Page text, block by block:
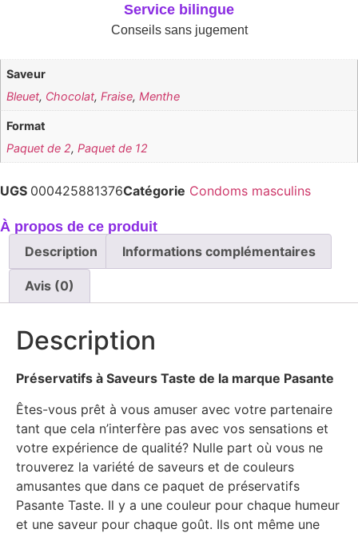
Service bilingue
Conseils sans jugement
Saveur
Bleuet, Chocolat,Fraise,Menthe
Format
Paquet de 2,Paquet de 12
UGS 000425881376Catégorie Condoms masculins
À propos de ce produit
Description
Informations complémentaires
Avis (0)
Description
Préservatifs à Saveurs Taste de la marque Pasante
Êtes-vous prêt à vous amuser avec votre partenaire
tant que cela n’interfère pas avec vos sensations et
votre expérience de qualité? Nulle part où vous ne
trouverez la variété de saveurs et de couleurs
amusantes que dans ce paquet de préservatifs
Pasante Taste. Il y a une couleur pour chaque humeur
et une saveur pour chaque goût. Ils ont même une